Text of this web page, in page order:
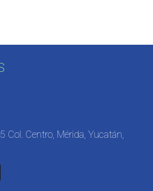
Col. Centro, Mérida, Yucatán,